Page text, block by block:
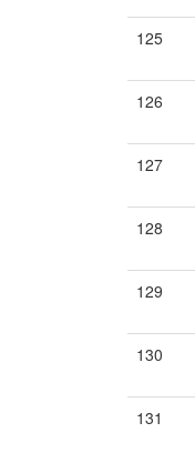
125
126
127
128
129
130
131